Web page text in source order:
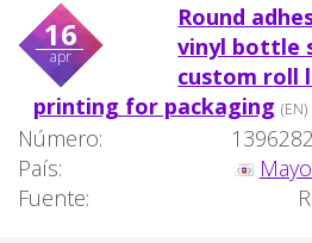
16
apr
Round
vinyl bottle
custom roll
printing for packaging (EN)
Número:
País:
Fuente: